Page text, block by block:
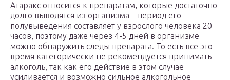
Атаракс относится к препаратам, которые достаточно
долго выводятся из организма – период его
полувыведения составляет у взрослого человека 20
часов, поэтому даже через 4-5 дней в организме
можно обнаружить следы препарата. То есть все это
время категорически не рекомендуется принимать
алкоголь, так как его действие в этом случае
усиливается и возможно сильное алкогольное